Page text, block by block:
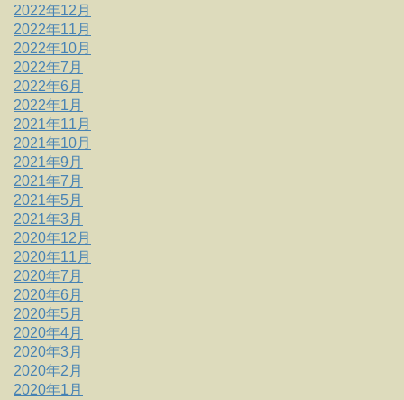
2022年12月
2022年11月
2022年10月
2022年7月
2022年6月
2022年1月
2021年11月
2021年10月
2021年9月
2021年7月
2021年5月
2021年3月
2020年12月
2020年11月
2020年7月
2020年6月
2020年5月
2020年4月
2020年3月
2020年2月
2020年1月